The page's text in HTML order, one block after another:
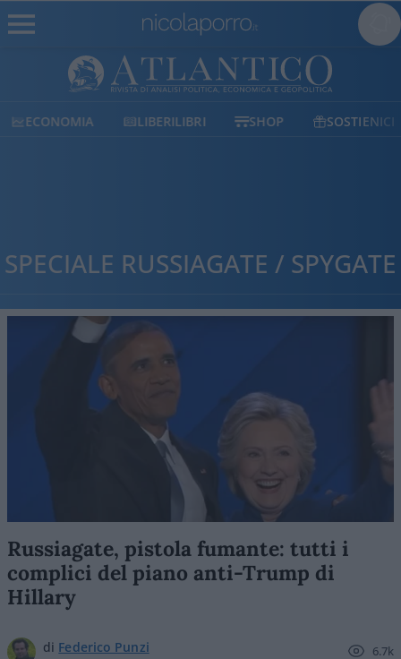
ECONOMIA LIBERILIBRI SHOP SOSTIENICI
SPECIALE RUSSIAGATE / SPYGATE
Russiagate, pistola fumante: tutti i
complici del piano anti-Trump di
Hillary
di Federico Punzi
6.7k